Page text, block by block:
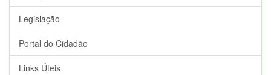
Legislação
Portal do Cidadão
Links Úteis